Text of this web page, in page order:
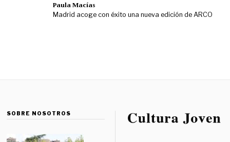
Paula Macías
Madrid acoge con éxito una nueva edición de ARCO
SOBRE NOSOTROS